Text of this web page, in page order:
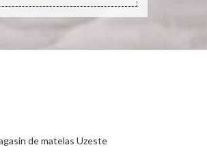
de matelas Uzeste